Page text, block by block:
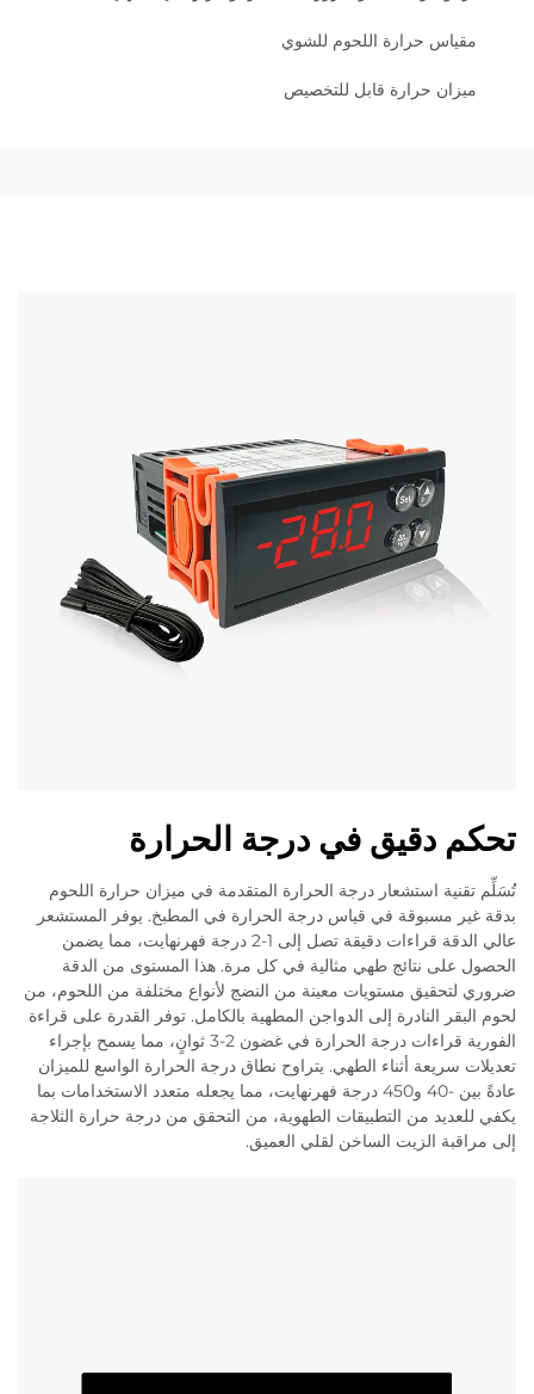
مقياس حرارة اللحوم للشوي
ميزان حرارة قابل للتخصيص
تحكم دقيق في درجة الحرارة
تُسَلِّم تقنية استشعار درجة الحرارة المتقدمة في ميزان حرارة اللحوم
بدقة غير مسبوقة في قياس درجة الحرارة في المطبخ. يوفر المستشعر
عالي الدقة قراءات دقيقة تصل إلى 1-2 درجة فهرنهايت، مما يضمن
الحصول على نتائج طهي مثالية في كل مرة. هذا المستوى من الدقة
ضروري لتحقيق مستويات معينة من النضج لأنواع مختلفة من اللحوم، من
لحوم البقر النادرة إلى الدواجن المطهية بالكامل. توفر القدرة على قراءة
الفورية قراءات درجة الحرارة في غضون 2-3 ثوانٍ، مما يسمح بإجراء
تعديلات سريعة أثناء الطهي. يتراوح نطاق درجة الحرارة الواسع للميزان
عادةً بين -40 و450 درجة فهرنهايت، مما يجعله متعدد الاستخدامات بما
يكفي للعديد من التطبيقات الطهوية، من التحقق من درجة حرارة الثلاجة
إلى مراقبة الزيت الساخن لقلي العميق.